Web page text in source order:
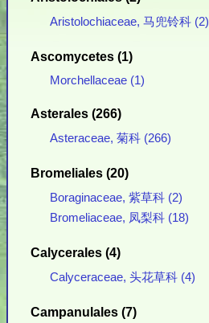
Aristolochiaceae, 马兜铃科 (2)
Ascomycetes (1)
Morchellaceae (1)
Asterales (266)
Asteraceae, 菊科 (266)
Bromeliales (20)
Boraginaceae, 紫草科 (2)
Bromeliaceae, 凤梨科 (18)
Calycerales (4)
Calyceraceae, 头花草科 (4)
Campanulales (7)